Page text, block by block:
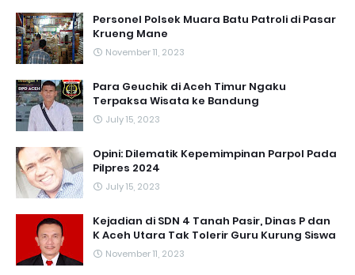
Personel Polsek Muara Batu Patroli di Pasar
Krueng Mane
November 11, 2023
Para Geuchik di Aceh Timur Ngaku
Terpaksa Wisata ke Bandung
July 15, 2023
Opini: Dilematik Kepemimpinan Parpol Pada
Pilpres 2024
July 15, 2023
Kejadian di SDN 4 Tanah Pasir, Dinas P dan
K Aceh Utara Tak Tolerir Guru Kurung Siswa
November 11, 2023